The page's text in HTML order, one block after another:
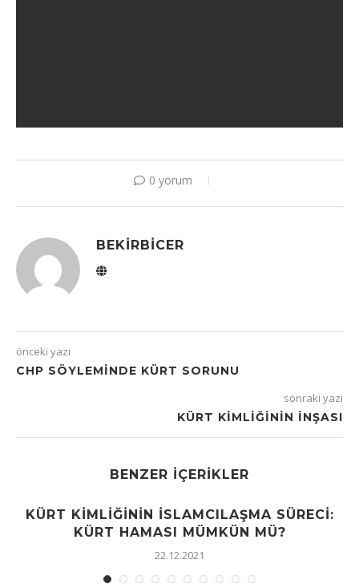
0 yorum
BEKIRBICER
önceki yazı
CHP SÖYLEMINDE KÜRT SORUNU
sonraki yazı
KÜRT KIMLIĞININ İNŞASI
BENZER İÇERIKLER
KÜRT KIMLIĞININ İSLAMCILAŞMA SÜRECI:
KÜRT HAMASI MÜMKÜN MÜ?
22.12.2021